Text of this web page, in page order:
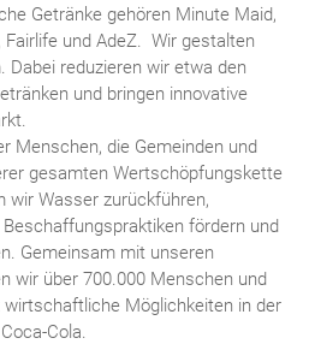
Getränke gehören Minute Maid,
Fairlife und AdeZ. Wir gestalten
Dabei reduzieren wir etwa den
und bringen innovative
Menschen, die Gemeinden und
gesamten Wertschöpfungskette
wir Wasser zurückführen,
fördern und
Gemeinsam mit unseren
wir über 700.000 Menschen und
Möglichkeiten in der
Cola.